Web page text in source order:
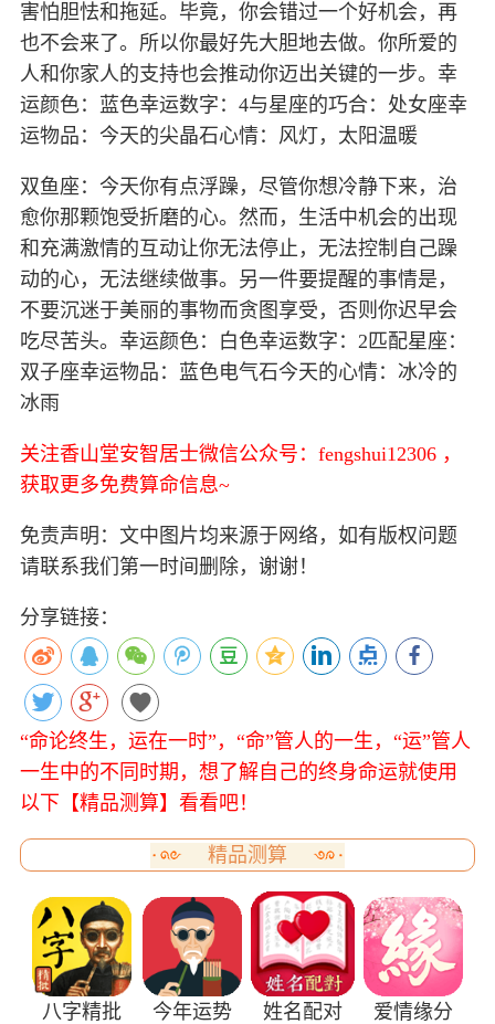
害怕胆怯和拖延。毕竟，你会错过一个好机会，再
也不会来了。所以你最好先大胆地去做。你所爱的
人和你家人的支持也会推动你迈出关键的一步。幸
运颜色：蓝色幸运数字：4与星座的巧合：处女座幸
运物品：今天的尖晶石心情：风灯，太阳温暖
双鱼座：今天你有点浮躁，尽管你想冷静下来，治
愈你那颗饱受折磨的心。然而，生活中机会的出现
和充满激情的互动让你无法停止，无法控制自己躁
动的心，无法继续做事。另一件要提醒的事情是，
不要沉迷于美丽的事物而贪图享受，否则你迟早会
吃尽苦头。幸运颜色：白色幸运数字：2匹配星座：
双子座幸运物品：蓝色电气石今天的心情：冰冷的
冰雨
关注香山堂安智居士微信公众号：fengshui12306 ，
获取更多免费算命信息~
免责声明：文中图片均来源于网络，如有版权问题
请联系我们第一时间删除，谢谢！
分享链接：
“命论终生，运在一时”，“命”管人的一生，“运”管人
一生中的不同时期，想了解自己的终身命运就使用
以下【精品测算】看看吧！
精品测算
八字精批 今年运势 姓名配对 爱情缘分